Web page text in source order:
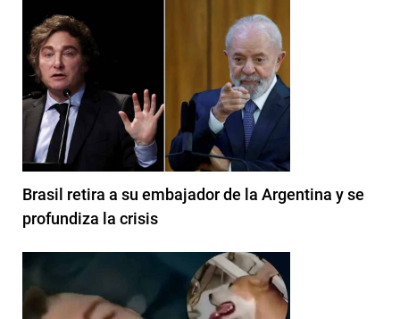
Brasil retira a su embajador de la Argentina y se
profundiza la crisis